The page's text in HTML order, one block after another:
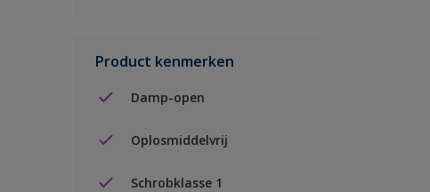
Product kenmerken
Damp-open
Oplosmiddelvrij
Schrobklasse 1